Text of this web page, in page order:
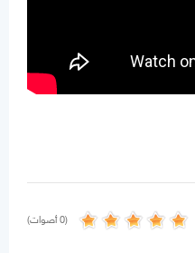
(0 أصوات)